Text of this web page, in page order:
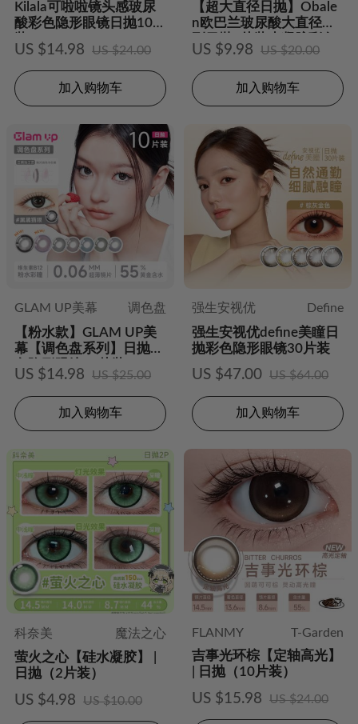
Kilala可啦啦镜头感玻尿
酸彩色隐形眼镜日抛10片
US $14.98 US $24.00
加入购物车
【超大直径日抛】Obale
n欧巴兰玻尿酸大直径系
列日抛6片装水凝胶彩色
隐形眼镜
US $9.98 US $20.00
加入购物车
GLAM UP美幕
调色盘
【粉水款】GLAM UP美
幕【调色盘系列】日抛彩
色隐形眼镜10片装
US $14.98 US $25.00
加入购物车
强生安视优
Define
强生安视优define美瞳日
抛彩色隐形眼镜30片装
US $47.00 US $64.00
加入购物车
科奈美
魔法之心
萤火之心【硅水凝胶】 |
日抛（2片装）
US $4.98 US $10.00
FLANMY
T-Garden
吉事光环棕【定轴高光】
| 日抛（10片装）
US $15.98 US $24.00